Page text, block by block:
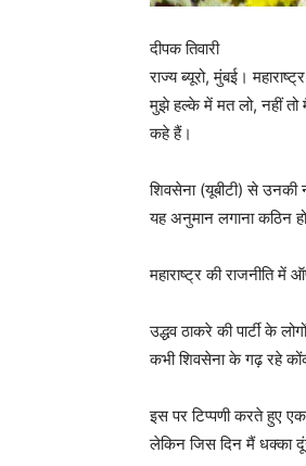
दीपक तिवारी
राज्य ब्यूरो, मुंबई।
मुझे हल्के में मत लो, नहीं तो
कहे हैं।
शिवसेना (यूबीटी) से उनकी
यह अनुमान लगाना कठिन
महाराष्ट्र की राजनीति में
उद्धव ठाकरे की पार्टी के
कभी शिवसेना के गढ़ रहे
इस पर टिप्पणी करते हुए
लेकिन जिस दिन मैं धक्का